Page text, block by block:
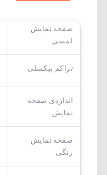
صفحه نمایش
لمسی
تراکم پیکسلی
اندازه‌ی صفحه‌
نمایش
صفحه نمایش
رنگی